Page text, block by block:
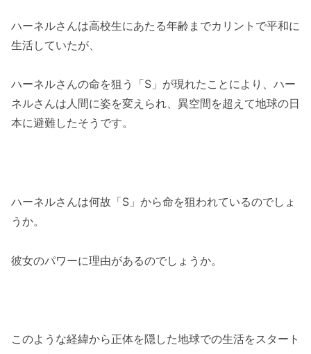
ハーネルさんは高校生にあたる年齢までカリントで平和に
生活していたが、
ハーネルさんの命を狙う「S」が現れたことにより、ハー
ネルさんは人間に姿を変えられ、異空間を超えて地球の日
本に避難したそうです。
ハーネルさんは何故「S」から命を狙われているのでしょ
うか。
彼女のパワーに理由があるのでしょうか。
このような経緯から正体を隠した地球での生活をスタート